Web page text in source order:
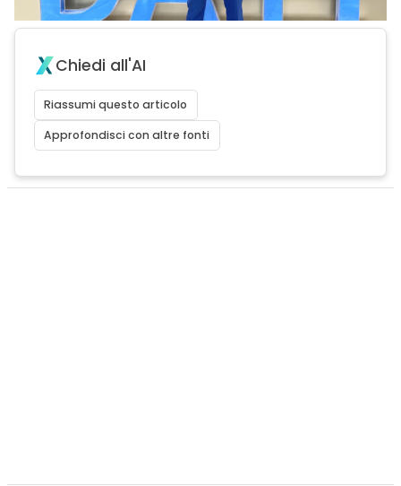
Chiedi all'AI
Riassumi questo articolo
Approfondisci con altre fonti